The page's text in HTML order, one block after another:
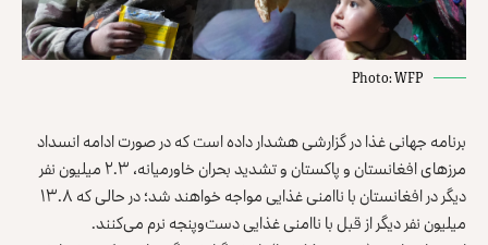
Photo: WFP
برنامه جهانی غذا در گزارشی هشدار داده است که در صورت ادامه ‏انسداد
مرزهای افغانستان و پاکستان و تشدید بحران خاورمیانه، ۲.۳ ‏میلیون نفر
دیگر در افغانستان با ناامنی غذایی مواجه خواهند شد؛ در ‏حالی که ۱۳.۸
میلیون نفر دیگر از قبل با ناامنی غذایی دست‌وپنجه نرم ‏می‌کنند‎.‎